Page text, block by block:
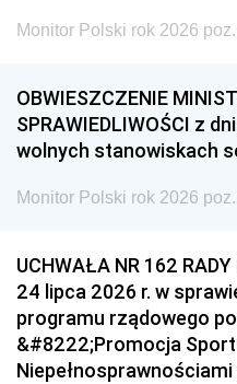
Monitor Polski rok 2026
OBWIESZCZENIE
SPRAWIEDLIWOŚCI z
wolnych stanowiskach
Monitor Polski rok 2026
UCHWAŁA NR 162
24 lipca 2026 r. w
programu rządowego
&#8222;Promocja